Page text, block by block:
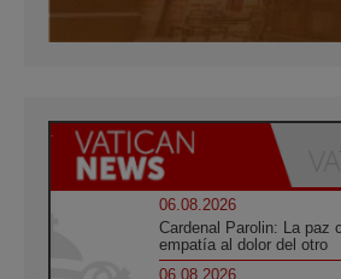
06.08.2026
Cardenal Parolin: La paz
empatía al dolor del otro
06.08.2026